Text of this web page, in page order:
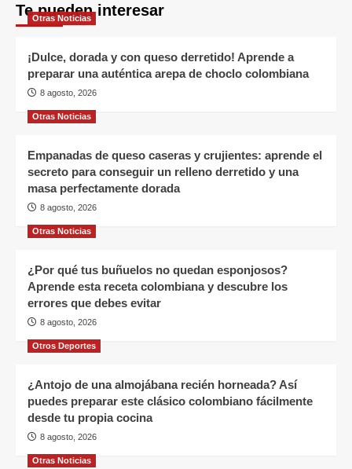
Te pueden interesar
Otras Noticias
¡Dulce, dorada y con queso derretido! Aprende a
preparar una auténtica arepa de choclo colombiana
8 agosto, 2026
Otras Noticias
Empanadas de queso caseras y crujientes: aprende el
secreto para conseguir un relleno derretido y una
masa perfectamente dorada
8 agosto, 2026
Otras Noticias
¿Por qué tus buñuelos no quedan esponjosos?
Aprende esta receta colombiana y descubre los
errores que debes evitar
8 agosto, 2026
Otros Deportes
¿Antojo de una almojábana recién horneada? Así
puedes preparar este clásico colombiano fácilmente
desde tu propia cocina
8 agosto, 2026
Otras Noticias